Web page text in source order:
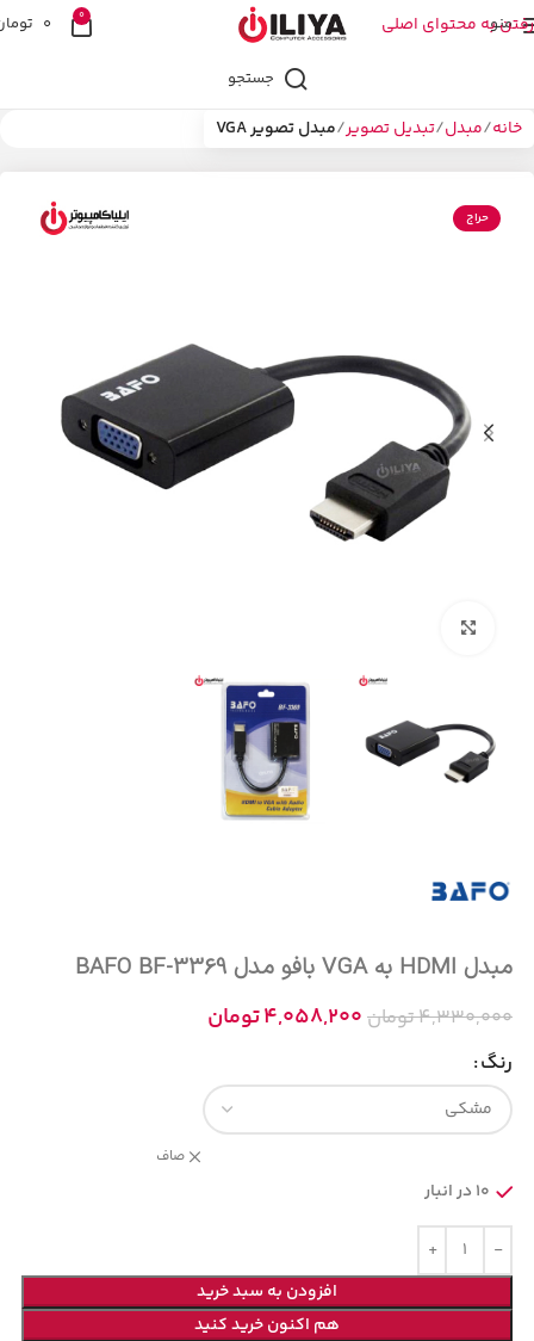
رفتن به محتوای اصلی
منو 0
0
جستجو
خانه مبدل تبدیل تصویر مبدل تصویر VGA
حراج
مبدل HDMI به VGA بافو مدل BAFO BF-3369
4,330,000تومان 4,058,200تومان
رنگ
صاف
10 در انبار
افزودن به سبد خرید
هم اکنون خرید کنید